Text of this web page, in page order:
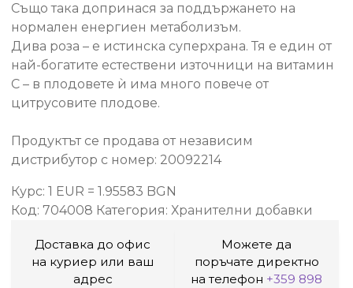
Също така допринася за поддържането на
нормален енергиен метаболизъм.
Дива роза – е истинска суперхрана. Тя е един от
най-богатите естествени източници на витамин
С – в плодовете ѝ има много повече от
цитрусовите плодове.
Продуктът се продава от независим
дистрибутор с номер: 20092214
Курс: 1 EUR = 1.95583 BGN
Код: 704008 Категория: Хранителни добавки
Доставка до офис
на куриер или ваш
адрес
Можете да
поръчате директно
на телефон +359 898